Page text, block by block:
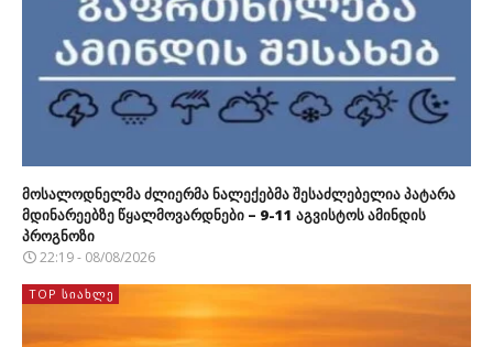
მოსალოდნელმა ძლიერმა ნალექებმა შესაძლებელია პატარა
მდინარეებზე წყალმოვარდნები – 9-11 აგვისტოს ამინდის
პროგნოზი
22:19 - 08/08/2026
TOP ᲡᲘᲐᲮᲚᲔ